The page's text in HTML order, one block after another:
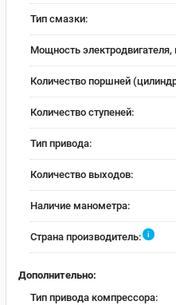
Тип смазки:
Мощность электродвигателя,
Количество поршней
Количество ступеней:
Тип привода:
Количество выходов:
Наличие манометра:
Страна производитель: i
Дополнительно:
Тип привода компрессора: